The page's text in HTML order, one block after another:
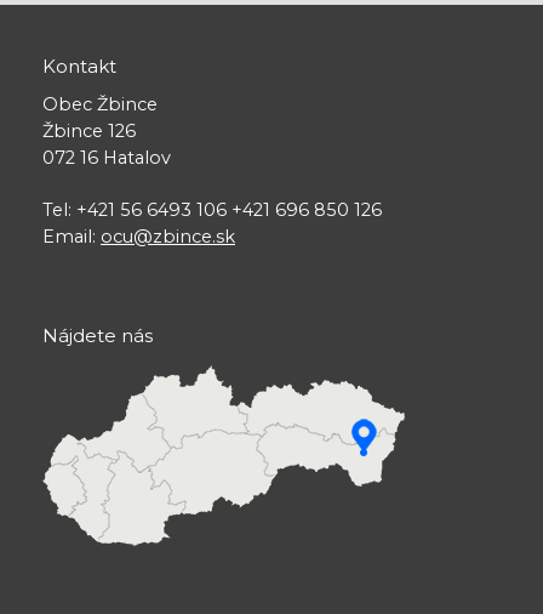
Kontakt
Obec Žbince
Žbince 126
072 16 Hatalov
Tel: +421 56 6493 106 +421 696 850 126
Email: ocu@zbince.sk
Nájdete nás